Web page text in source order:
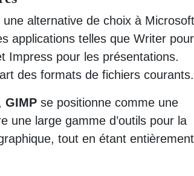
une alternative de choix à Microsoft
applications telles que Writer
Impress pour les présentations.
des formats de fichiers courants.
GIMP se positionne comme une
une large gamme d’outils pour la
tout en étant entièrement